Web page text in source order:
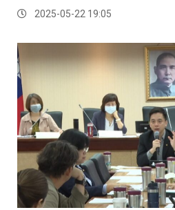
2025-05-22 19:05